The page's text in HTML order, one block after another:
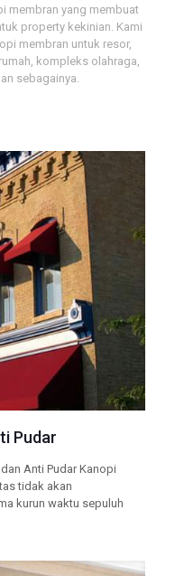
membran yang membuat
property kekinian. Kami
membran untuk resor,
kompleks olahraga,
sebagainya.
Pudar
Anti Pudar Kanopi
tidak akan
kurun waktu sepuluh